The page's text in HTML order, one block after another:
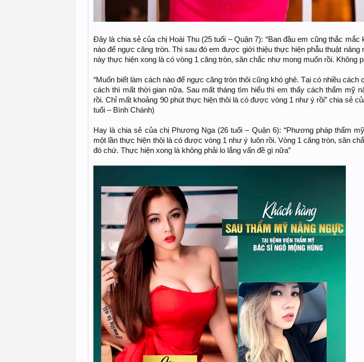
Đây là chia sẻ của chị Hoài Thu (25 tuổi – Quận 7): “Ban đầu em cũng thắc mắc
nào để ngực căng tròn. Thì sau đó em được giới thiệu thực hiện phẫu thuật nâng
này thực hiện xong là có vòng 1 căng tròn, săn chắc như mong muốn rồi. Không
“Muốn biết làm cách nào để ngực căng tròn thôi cũng khó ghê. Tại có nhiều cách
cách thì mất thời gian nữa. Sau mất tháng tìm hiểu thì em thấy cách thẩm mỹ
rồi. Chỉ mất khoảng 90 phút thực hiện thôi là có được vòng 1 như ý rồi” chia sẻ
tuổi – Bình Chánh)
Hay là chia sẻ của chị Phương Nga (26 tuổi – Quận 6): “Phương pháp thẩm
một lần thực hiện thôi là có được vòng 1 như ý luôn rồi. Vòng 1 căng tròn, săn
đó chứ. Thực hiện xong là không phải lo lắng vấn đề gì nữa”